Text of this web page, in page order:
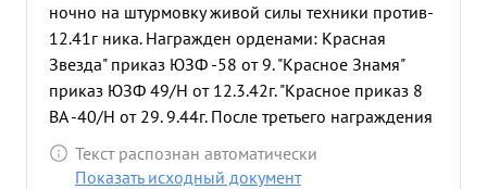
ночно на штурмовку живой силы техники против-
12.41г ника. Награжден орденами: Красная
Звезда" приказ ЮЗФ -58 от 9. "Красное Знамя"
приказ ЮЗФ 49/Н от 12.3.42г. "Красное приказ 8
ВА -40/Н от 29. 9.44г. После третьего награждения
на Украинском фронпроизвел успешных боевых
вылета, на разведку, бомбардировку войск,
Текст распознан автоматически
Показать исходный документ